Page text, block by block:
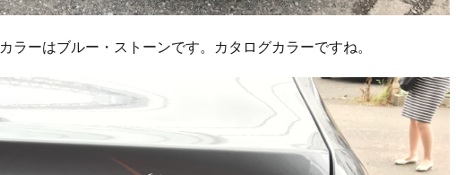
ラーはブルー・ストーンです。カタログカラーですね。